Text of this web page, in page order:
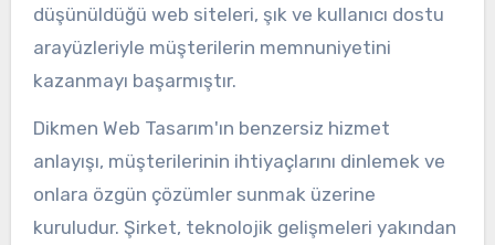
düşünüldüğü web siteleri, şık ve kullanıcı dostu
arayüzleriyle müşterilerin memnuniyetini
kazanmayı başarmıştır.
Dikmen Web Tasarım'ın benzersiz hizmet
anlayışı, müşterilerinin ihtiyaçlarını dinlemek ve
onlara özgün çözümler sunmak üzerine
kuruludur. Şirket, teknolojik gelişmeleri yakından